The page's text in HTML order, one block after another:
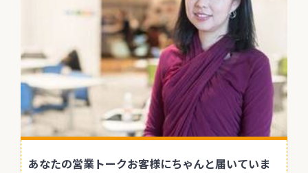
あなたの営業トークお客様にちゃんと届いていま